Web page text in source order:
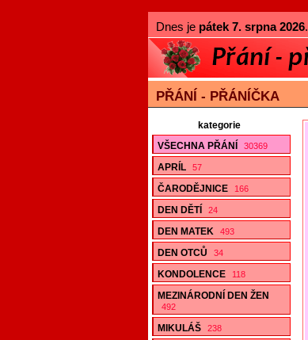
Dnes je pátek 7. srpna 2026.
PŘÁNÍ - PŘÁNÍČKA
kategorie
VŠECHNA PŘÁNÍ
30369
APRÍL 57
ČARODĚJNICE 166
DEN DĚTÍ 24
DEN MATEK 493
DEN OTCŮ 34
KONDOLENCE 118
MEZINÁRODNÍ DEN ŽEN
492
MIKULÁŠ 238